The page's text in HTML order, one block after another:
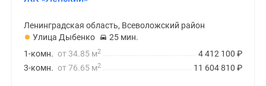
Ленинградская область, Всеволожский район
Улица Дыбенко
25 мин.
4 412 100 ₽
1-комн. от 34.85 м2
11 604 810 ₽
3-комн. от 76.65 м2